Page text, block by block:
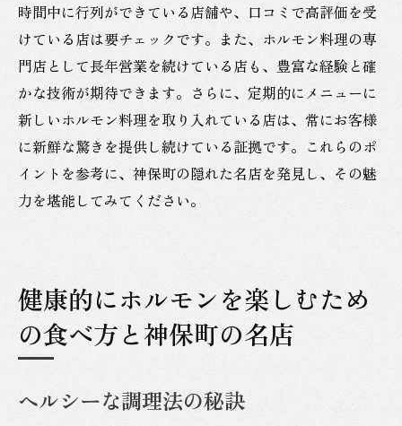
時間中に行列ができている店舗や、口コミで高評価を受
けている店は要チェックです。また、ホルモン料理の専
門店として長年営業を続けている店も、豊富な経験と確
かな技術が期待できます。さらに、定期的にメニューに
新しいホルモン料理を取り入れている店は、常にお客様
に新鮮な驚きを提供し続けている証拠です。これらのポ
イントを参考に、神保町の隠れた名店を発見し、その魅
力を堪能してみてください。
健康的にホルモンを楽しむため
の食べ方と神保町の名店
ヘルシーな調理法の秘訣